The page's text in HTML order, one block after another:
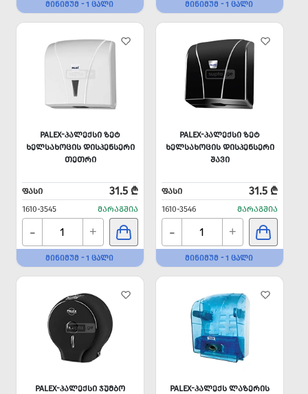
ᲛᲘᲜᲘᲛᲣᲛ - 1 ᲪᲐᲚᲘ ᲛᲘᲜᲘᲛᲣᲛ - 1 ᲪᲐᲚᲘ
PALEX-ᲞᲐᲚᲔᲥᲡᲘ ᲖᲔᲢ
ᲮᲔᲚᲡᲐᲮᲝᲪᲘᲡ ᲓᲘᲡᲞᲔᲜᲡᲔᲠᲘ
ᲗᲔᲗᲠᲘ
ᲤᲐᲡᲘ 31.5 ₾
1610-3545 ᲛᲐᲠᲐᲒᲨᲘᲐ
- +
ᲛᲘᲜᲘᲛᲣᲛ - 1 ᲪᲐᲚᲘ
PALEX-ᲞᲐᲚᲔᲥᲡᲘ ᲖᲔᲢ
ᲮᲔᲚᲡᲐᲮᲝᲪᲘᲡ ᲓᲘᲡᲞᲔᲜᲡᲔᲠᲘ
ᲨᲐᲕᲘ
ᲤᲐᲡᲘ 31.5 ₾
1610-3546 ᲛᲐᲠᲐᲒᲨᲘᲐ
- +
ᲛᲘᲜᲘᲛᲣᲛ - 1 ᲪᲐᲚᲘ
PALEX-ᲞᲐᲚᲔᲥᲡᲘ ᲯᲣᲛᲑᲝ
PALEX-ᲞᲐᲚᲔᲥᲡ ᲚᲐᲖᲔᲠᲘᲡ